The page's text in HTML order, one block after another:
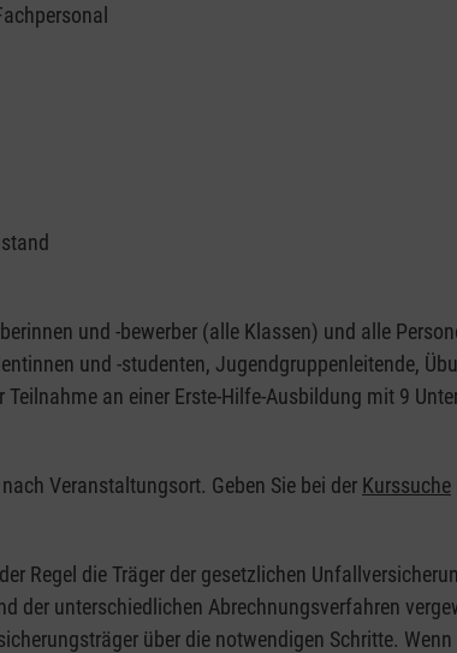
und -bewerber (alle Klassen) und alle
und -studenten, Jugendgruppenleitende,
an einer Erste-Hilfe-Ausbildung mit 9
Veranstaltungsort. Geben Sie bei der Kurssuche
Regel die Träger der gesetzlichen
der unterschiedlichen Abrechnungsverfahren
über die notwendigen Schritte. Wenn